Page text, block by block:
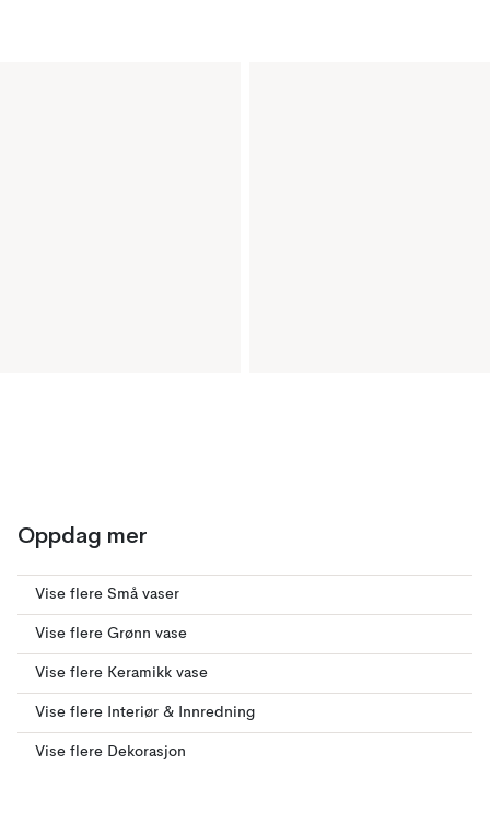
Oppdag mer
Vise flere Små vaser
Vise flere Grønn vase
Vise flere Keramikk vase
Vise flere Interiør & Innredning
Vise flere Dekorasjon